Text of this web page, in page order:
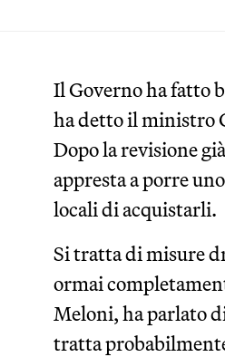
Il Governo ha fatto
ha detto il ministro
Dopo la revisione
appresta a porre
locali di acquistarli.
Si tratta di misure
ormai
Meloni, ha parlato
tratta